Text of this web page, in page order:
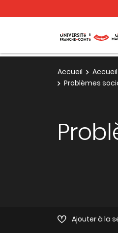
Accueil Accueil
Problèmes
Ajouter à la